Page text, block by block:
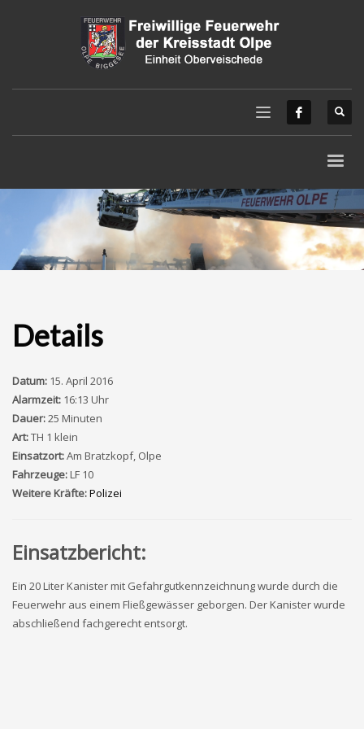
Details
Datum: 15. April 2016
Alarmzeit: 16:13 Uhr
Dauer:25 Minuten
Art:TH 1 klein
Einsatzort:Am Bratzkopf, Olpe
Fahrzeuge:LF 10
Weitere Kräfte:Polizei
Einsatzbericht:
Ein 20 Liter Kanister mit Gefahrgutkennzeichnung wurde durch die
Feuerwehr aus einem Fließgewässer geborgen. Der Kanister wurde
abschließend fachgerecht entsorgt.